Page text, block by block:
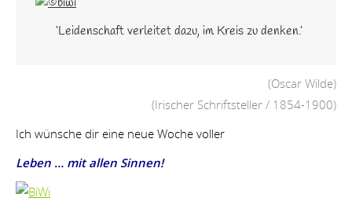
‘Leidenschaft verleitet dazu, im Kreis zu denken.’
(Oscar Wilde)
(Irischer Schriftsteller / 1854-1900)
Ich wünsche dir eine neue Woche voller
Leben … mit allen Sinnen!